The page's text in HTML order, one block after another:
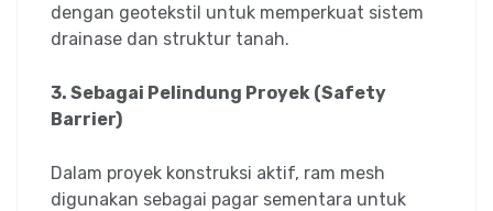
dengan geotekstil untuk memperkuat sistem
drainase dan struktur tanah.
3. Sebagai Pelindung Proyek (Safety
Barrier)
Dalam proyek konstruksi aktif, ram mesh
digunakan sebagai pagar sementara untuk